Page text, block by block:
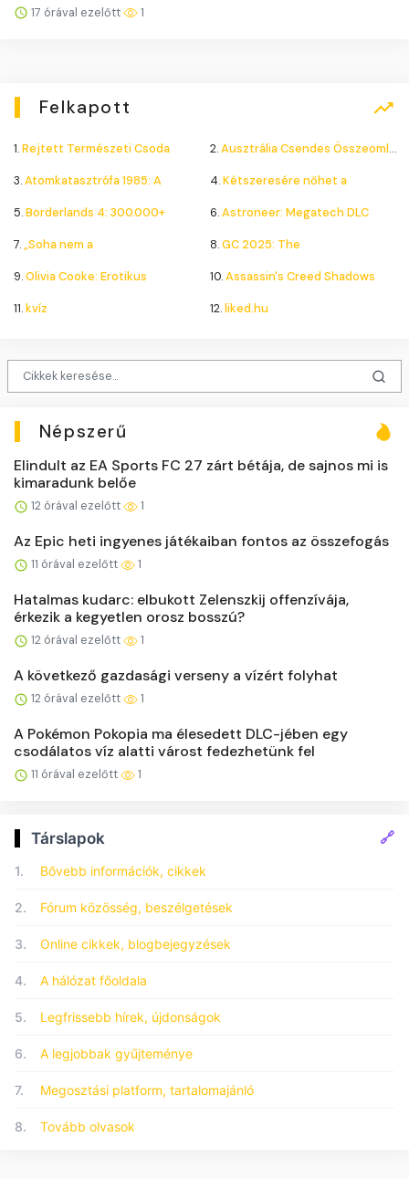
17 órával ezelőtt 1
Felkapott
1.Rejtett Természeti Csoda 2.Ausztrália Csendes Összeomlása
3.Atomkatasztrófa 1985: A 4.Kétszeresére nőhet a
5.Borderlands 4: 300.000+ 6.Astroneer: Megatech DLC
7.„Soha nem a 8.GC 2025: The
9.Olivia Cooke: Erotikus 10.Assassin's Creed Shadows
11.kvíz 12.liked.hu
Népszerű
Elindult az EA Sports FC 27 zárt bétája, de sajnos mi is
kimaradunk belőe
12 órával ezelőtt 1
Az Epic heti ingyenes játékaiban fontos az összefogás
11 órával ezelőtt 1
Hatalmas kudarc: elbukott Zelenszkij offenzívája,
érkezik a kegyetlen orosz bosszú?
12 órával ezelőtt 1
A következő gazdasági verseny a vízért folyhat
12 órával ezelőtt 1
A Pokémon Pokopia ma élesedett DLC-jében egy
csodálatos víz alatti várost fedezhetünk fel
11 órával ezelőtt 1
Társlapok 🔗
1. Bővebb információk, cikkek
2. Fórum közösség, beszélgetések
3. Online cikkek, blogbejegyzések
4. A hálózat főoldala
5. Legfrissebb hírek, újdonságok
6. A legjobbak gyűjteménye
7. Megosztási platform, tartalomajánló
8. Tovább olvasok